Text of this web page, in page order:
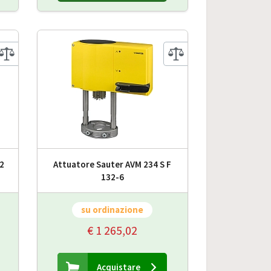
Attuatore Sauter AVM 234 S F
132-6
su ordinazione
€ 1 265,02
Acquistare